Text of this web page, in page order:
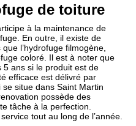
de toiture
à la maintenance de
En outre, il existe de
l’hydrofuge filmogène,
coloré. Il est à noter que
ans si le produit est de
efficace est délivré par
se situe dans Saint Martin
possède des
tâche à la perfection.
tout au long de l’année.